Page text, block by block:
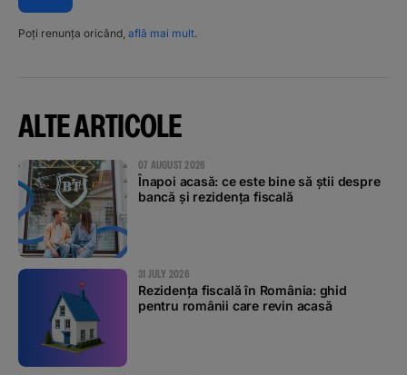
Poți renunța oricând, află mai mult.
ALTE ARTICOLE
07 AUGUST 2026
Înapoi acasă: ce este bine să știi despre
bancă și rezidența fiscală
31 JULY 2026
Rezidența fiscală în România: ghid
pentru românii care revin acasă